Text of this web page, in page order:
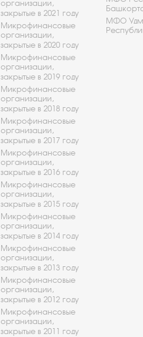
организации,
закрытые в 2021 году
Микрофинансовые
организации,
закрытые в 2020 году
Микрофинансовые
организации,
закрытые в 2019 году
Микрофинансовые
организации,
закрытые в 2018 году
Микрофинансовые
организации,
закрытые в 2017 году
Микрофинансовые
организации,
закрытые в 2016 году
Микрофинансовые
организации,
закрытые в 2015 году
Микрофинансовые
организации,
закрытые в 2014 году
Микрофинансовые
организации,
закрытые в 2013 году
Микрофинансовые
организации,
закрытые в 2012 году
Микрофинансовые
организации,
закрытые в 2011 году
МФО